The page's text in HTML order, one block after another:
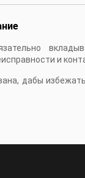
и
дабы